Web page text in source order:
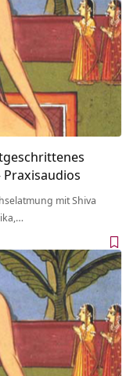
Praxisaudios
mit Shiva